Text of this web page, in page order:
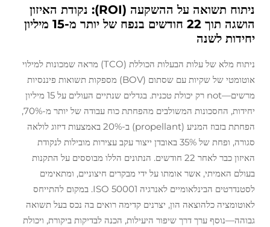
ניתוח תשואה על ההשקעה (ROI): נקודת האיזון
הושגה תוך 22 חודשים בנפח של יותר מ-15 מיליון
יחידות לשנה
ניתוח מלא של עלות הבעלות הכוללת (TCO) מראה שמכונות למילוי
אוטומטי של שקיות עם שסתום (BOV) מספקות תשואות פיננסיות
מרשים—not רק יכולת טכנית. בגדלים שנתיים העולים על 15 מיליון
יחידות, החסכונות המשולבים מהפחתת כוח עבודה של יותר מ-70%,
הפחתת בזבוז המניע (propellant) ב-20% באמצעות דיזוג לולאה
סגורה, ופחת של 35% באובדן ייצור עקב עצירות מובילות לנקודת
האיזון כבר לאחר 22 חודשים. הנתונים הללו מבוססים על התקנות
בעולם האמיתי, אשר אומתו על ידי מבקרים חיצוניים, ומתאימים
לסטנדרטים הבינלאומיים לאנרגיה ISO 50001. במקום להתייחס
לאוטומציה כלהוצאה הון, יצרנים קדימה רואים בה נכס בעל תשואה
גבוהה—נוסף ערך דרך שיפור היעילות, הכנה לבדיקות ביקורת, ויכולת